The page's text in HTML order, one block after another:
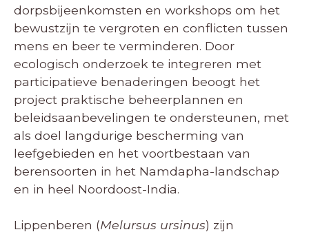
dorpsbijeenkomsten en workshops om het
bewustzijn te vergroten en conflicten tussen
mens en beer te verminderen. Door
ecologisch onderzoek te integreren met
participatieve benaderingen beoogt het
project praktische beheerplannen en
beleidsaanbevelingen te ondersteunen, met
als doel langdurige bescherming van
leefgebieden en het voortbestaan van
berensoorten in het Namdapha-landschap
en in heel Noordoost-India.
Lippenberen (Melursus ursinus) zijn